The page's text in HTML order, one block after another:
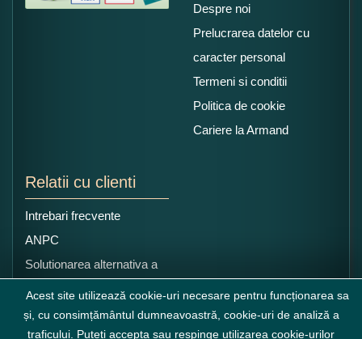
Despre noi
Prelucrarea datelor cu
caracter personal
Termeni si conditii
Politica de cookie
Cariere la Armand
Relatii cu clienti
Intrebari frecvente
ANPC
Solutionarea alternativa a
litigiilor
Acest site utilizează cookie-uri necesare pentru funcționarea sa
și, cu consimțământul dumneavoastră, cookie-uri de analiză a
traficului. Puteți accepta sau respinge utilizarea cookie-urilor